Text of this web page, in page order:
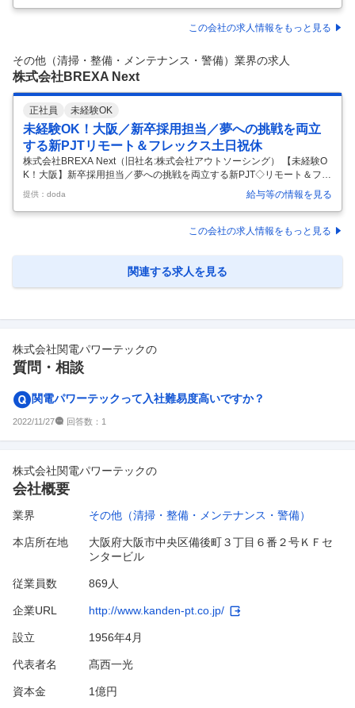
活かし、コンタクトセンター、バックオフィス、営業支援、ITソリュー
ションなど、企業活動を支える包括的なBPOサービスをワンストップで
の先端テクノロジーと高度なデータ活用を掛け合わせることでBX（ビジ
ネストランスフォーメーション）を推進し、企業の競争力強化を支援し
…
この会社の求人情報をもっと見る
その他（清掃・整備・メンテナンス・警備）業界の求人
株式会社BREXA Next
正社員 未経験OK
未経験OK！大阪／新卒採用担当／夢への挑戦を両立
する新PJTリモート＆フレックス土日祝休
株式会社BREXA Next（旧社名:株式会社アウトソーシング） 【未経験O
K！大阪】新卒採用担当／夢への挑戦を両立する新PJT◇リモート＆フレ
ックス◇土日祝休 【仕事内容】 【未経験OK！大阪】新卒採用担当／夢
への挑戦を両立する新PJT◇リモート＆フレックス◇土日祝休 【具体的
な仕事内容】 【未経験から大規模採用に挑戦！接客経験や営業経験の方
だけでなくブルーカラー出身者もご活躍中】 製造アウトソーシング事業
用担当として、専門学校との関係構築から説明会運営、学生フォローま
で一貫して担当いただきます。応募者対応中心の採用業務ではな
提供：doda 給与等の情報を見る
この会社の求人情報をもっと見る
関連する求人を見る
株式会社関電パワーテックの
質問・相談
関電パワーテックって入社難易度高いですか？
2022/11/27 回答数： 1
株式会社関電パワーテックの
会社概要
業界 その他（清掃・整備・メンテナンス・警備）
本店所在地
大阪府大阪市中央区備後町３丁目６番２号ＫＦセ
ンタービル
従業員数 869人
企業URL http://www.kanden-pt.co.jp/
設立 1956年4月
代表者名 髙西一光
資本金 1億円